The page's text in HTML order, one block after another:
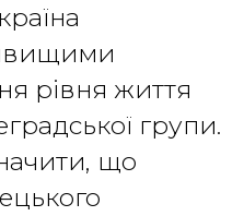
рівня життя
групи.
що